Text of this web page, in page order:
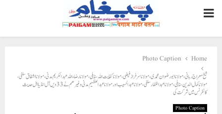
PRIMARY
MENU
Home
Photo Caption
شیخ معراج ربانی ، مولانا ابو رضوان محمدی ،مولانا سرفراز فیضی ،مولانا کفایت اللہ سنابلی ،مولانا رضاء اللہ عبدالکریم مدنی ،مولانا اشفاق سلفی،
مولانا کمال الدین سنابلی، مولانا عبدالغفار سلفی، مولانا عبدالحسیب اور مولانا عبد العظيم مدنی وغیرھم نے 33ویں آل انڈیا اہل حدیث
کانفرنس میں شرکت کی
Photo Caption